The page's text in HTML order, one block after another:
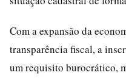
Com a expansão da
transparência fiscal, a
um requisito burocrático,